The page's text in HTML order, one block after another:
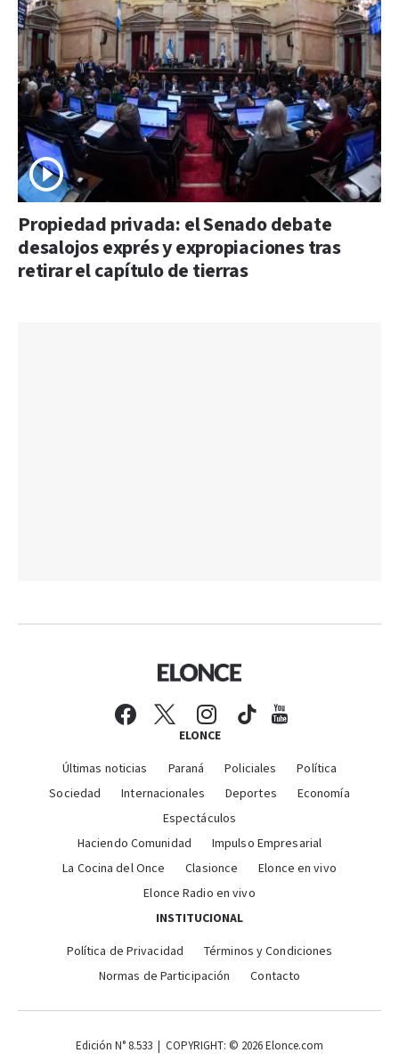
Propiedad privada: el Senado debate
desalojos exprés y expropiaciones tras
retirar el capítulo de tierras
ELONCE
Últimas noticias Paraná Policiales
Política
Sociedad
Internacionales Deportes
Economía
Espectáculos
Haciendo Comunidad
Impulso Empresarial
La Cocina del Once
Clasionce
Elonce en vivo
Elonce Radio en vivo
INSTITUCIONAL
Política de Privacidad
Términos y Condiciones
Normas de Participación
Contacto
Edición N° 8.533 | COPYRIGHT: © 2026 Elonce.com